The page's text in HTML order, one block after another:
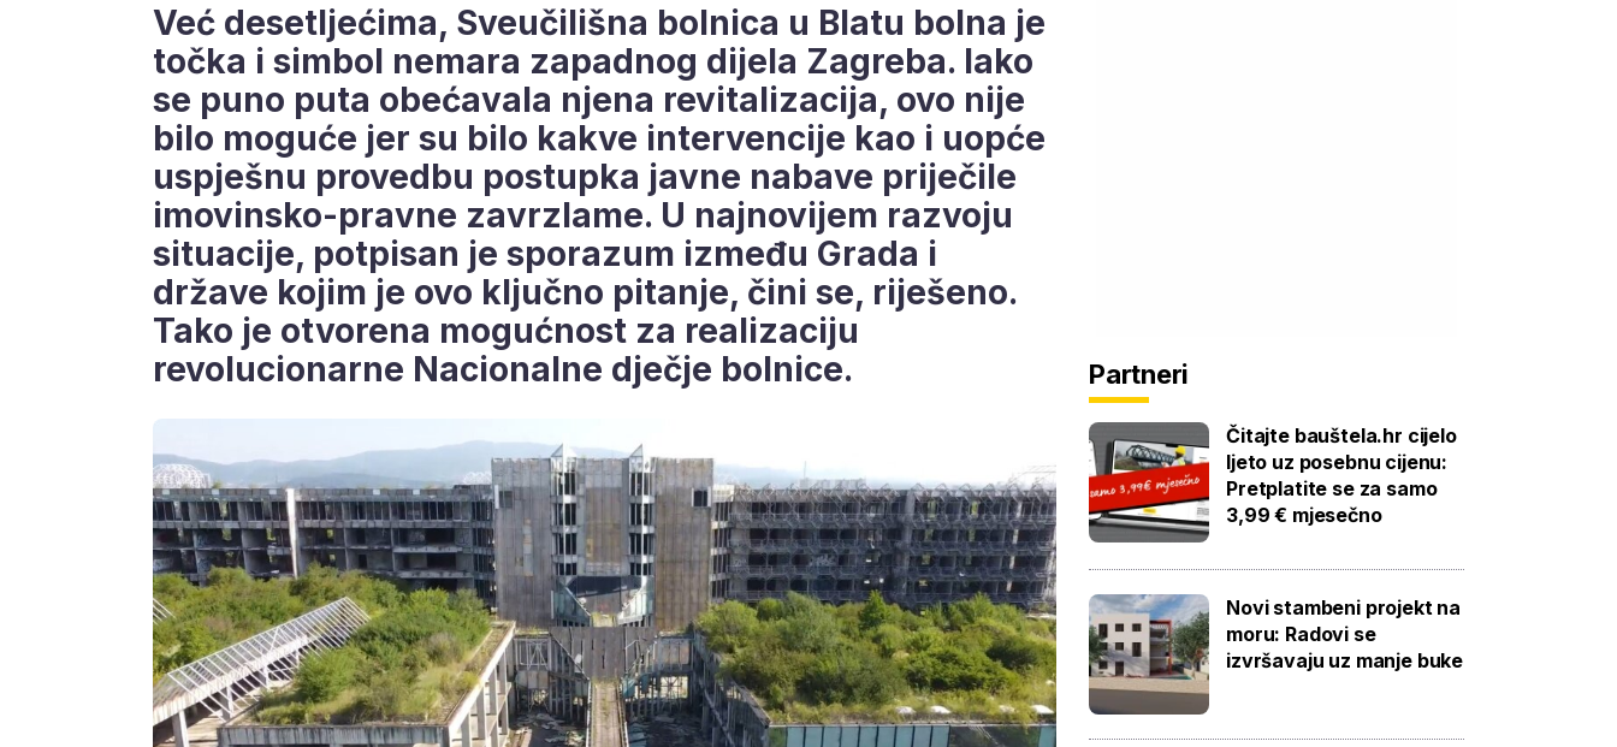
Već desetljećima, Sveučilišna bolnica u Blatu bolna je
točka i simbol nemara zapadnog dijela Zagreba. Iako
se puno puta obećavala njena revitalizacija, ovo nije
bilo moguće jer su bilo kakve intervencije kao i uopće
uspješnu provedbu postupka javne nabave priječile
imovinsko-pravne zavrzlame. U najnovijem razvoju
situacije, potpisan je sporazum između Grada i
države kojim je ovo ključno pitanje, čini se, riješeno.
Tako je otvorena mogućnost za realizaciju
revolucionarne Nacionalne dječje bolnice.
Partneri
Čitajte bauštela.hr cijelo
ljeto uz posebnu cijenu:
Pretplatite se za samo
3,99 € mjesečno
Novi stambeni projekt na
moru: Radovi se
izvršavaju uz manje buke